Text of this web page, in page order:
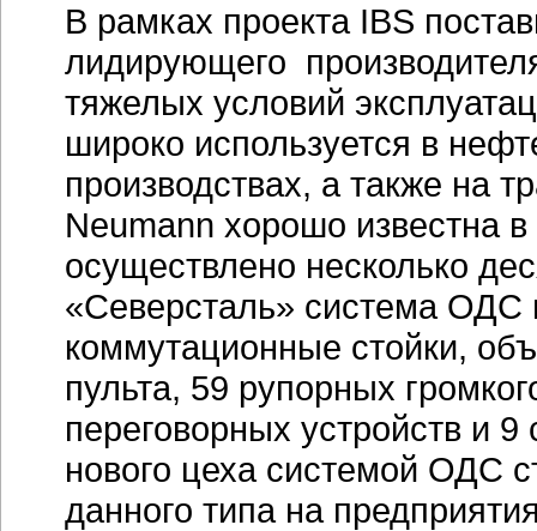
В рамках проекта IBS
лидирующего
тяжелых условий
широко используется в
производствах, а также на
Neumann хорошо известна
осуществлено несколько
«Северсталь» система ОДС
коммутационные стойки,
пульта, 59 рупорных
переговорных устройств и
нового цеха системой ОДС
данного типа на